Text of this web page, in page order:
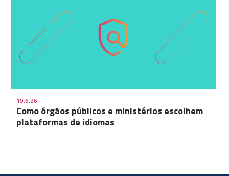
19.6.26
Como órgãos públicos e ministérios escolhem
plataformas de idiomas